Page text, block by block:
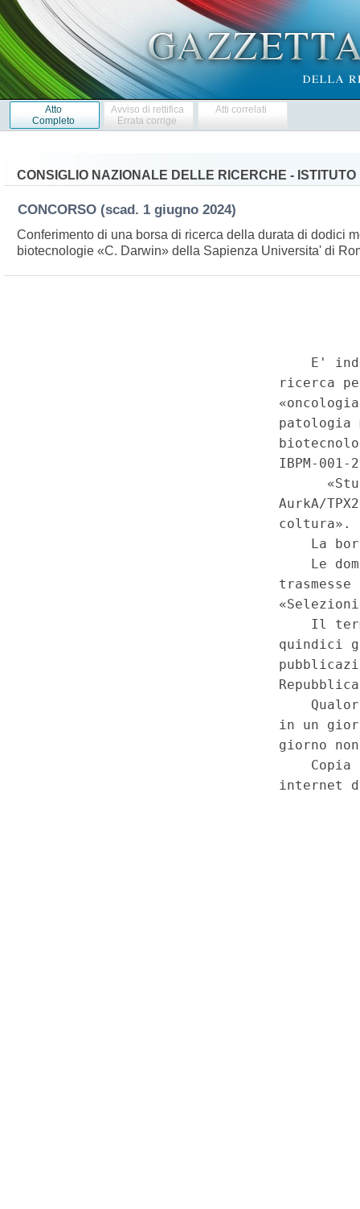
Atto
Completo
Avviso di rettifica
Errata corrige
Atti correlati
CONSIGLIO NAZIONALE DELLE RICERCHE -
CONCORSO (scad. 1 giugno 2024)
Conferimento di una borsa di ricerca della durata di dodici
biotecnologie «C. Darwin» della Sapienza Universita' di